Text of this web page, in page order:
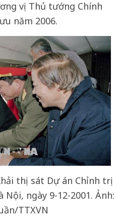
vị Thủ tướng Chính
năm 2006.
thị sát Dự án Chỉnh trị
ngày 9-12-2001. Ảnh:
TTXVN